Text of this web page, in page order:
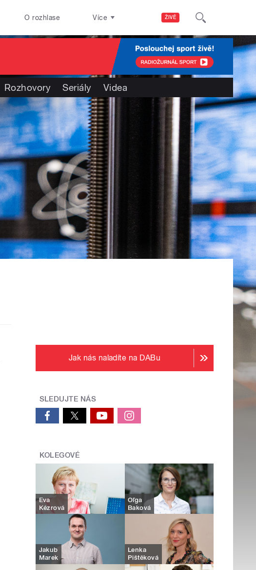
ŽIVĚ
O rozhlase Více
Rozhovory Seriály Videa
Jak nás naladíte na DABu
SLEDUJTE NÁS
KOLEGOVÉ
Eva
Kézrová
Oľga
Baková
Jakub
Marek
Lenka
Pištěková